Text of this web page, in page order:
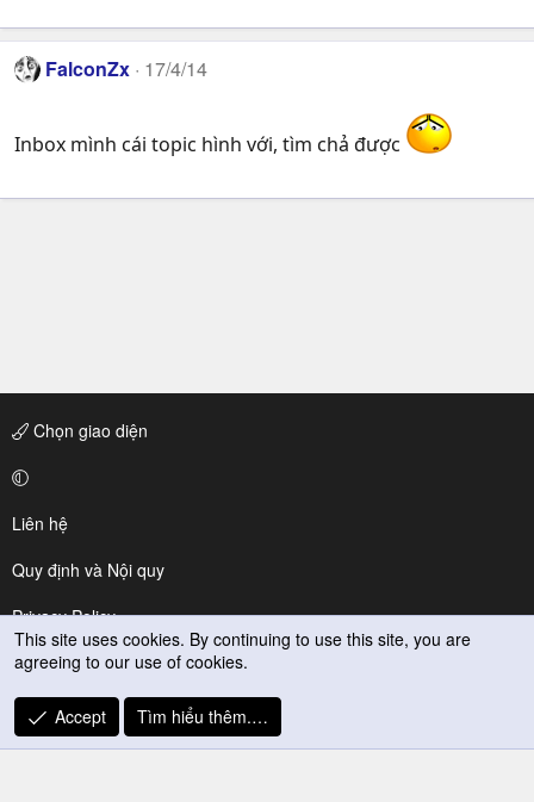
FalconZx 17/4/14
Inbox mình cái topic hình với, tìm chả được
Chọn giao diện
Liên hệ
Quy định và Nội quy
Privacy Policy
Trợ giúp
R
S
This site uses cookies. By continuing to use this site, you are
agreeing to our use of cookies.
Accept Tìm hiểu thêm.…